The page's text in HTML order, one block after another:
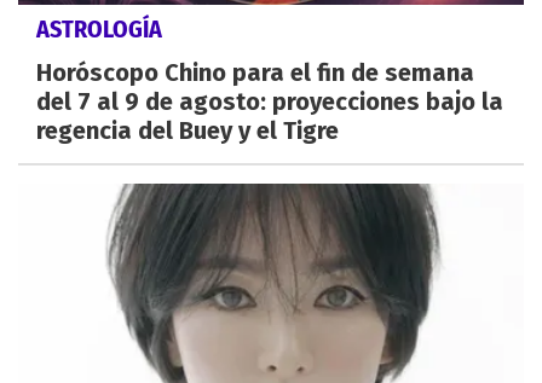
ASTROLOGÍA
Horóscopo Chino para el fin de semana
del 7 al 9 de agosto: proyecciones bajo la
regencia del Buey y el Tigre